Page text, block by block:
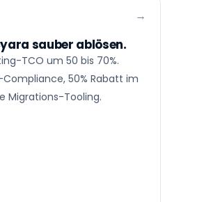
sauber ablösen.
TCO um 50 bis 70%.
Compliance, 50% Rabatt im
Migrations-Tooling.